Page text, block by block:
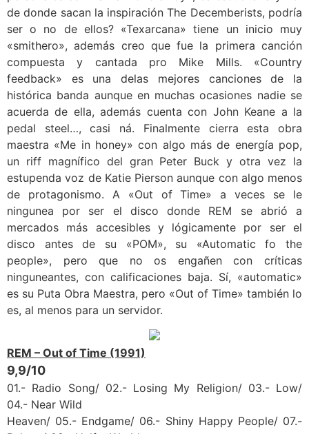
de donde sacan la inspiración The Decemberists, podría
ser o no de ellos? «Texarcana» tiene un inicio muy
«smithero», además creo que fue la primera canción
compuesta y cantada pro Mike Mills. «Country
feedback» es una delas mejores canciones de la
histórica banda aunque en muchas ocasiones nadie se
acuerda de ella, además cuenta con John Keane a la
pedal steel…, casi ná. Finalmente cierra esta obra
maestra «Me in honey» con algo más de energía pop,
un riff magnífico del gran Peter Buck y otra vez la
estupenda voz de Katie Pierson aunque con algo menos
de protagonismo. A «Out of Time» a veces se le
ningunea por ser el disco donde REM se abrió a
mercados más accesibles y lógicamente por ser el
disco antes de su «POM», su «Automatic fo the
people», pero que no os engañen con críticas
ninguneantes, con calificaciones baja. Sí, «automatic»
es su Puta Obra Maestra, pero «Out of Time» también lo
es, al menos para un servidor.
REM – Out of Time (1991)
9,9/10
01.- Radio Song/ 02.- Losing My Religion/ 03.- Low/
04.- Near Wild
Heaven/ 05.- Endgame/ 06.- Shiny Happy People/ 07.-